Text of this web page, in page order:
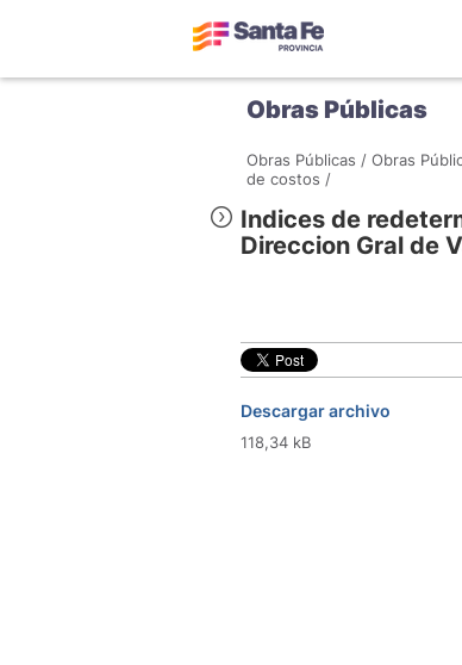
Obras Públicas
Obras Públicas / Obras
de costos /
Indices de
Direccion Gral de
Descargar archivo
118,34 kB